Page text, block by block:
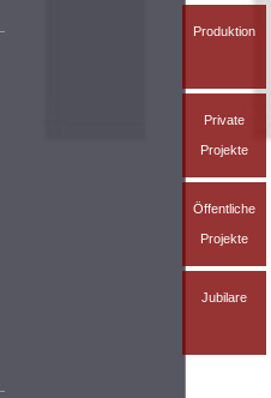
Produktion
Private
Projekte
Öffentliche
Projekte
Jubilare